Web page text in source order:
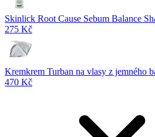
Skinlick Root Cause Sebum Balance
275 Kč
Kremkrem Turban na vlasy z jemného
470 Kč